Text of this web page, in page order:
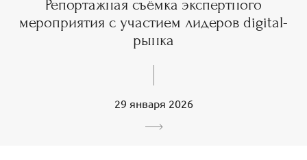
Репортажная съёмка экспертного
мероприятия с участием лидеров digital-
рынка
29 января 2026